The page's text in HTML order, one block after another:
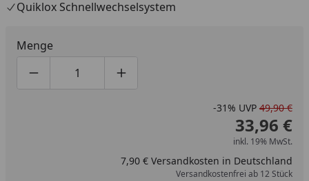
Quiklox Schnellwechselsystem
Menge
Produktmenge um eins verringern
Produktmenge manuell eingeben
Produktmenge um eins erhöhen
-31% UVP 49,90 €
33,96 €
inkl. 19% MwSt.
7,90 € Versandkosten in Deutschland
Versandkostenfrei ab 12 Stück